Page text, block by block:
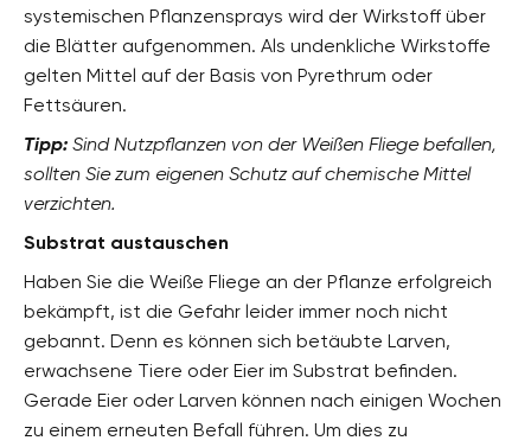
systemischen Pflanzensprays wird der Wirkstoff über
die Blätter aufgenommen. Als undenkliche Wirkstoffe
gelten Mittel auf der Basis von Pyrethrum oder
Fettsäuren.
Tipp: Sind Nutzpflanzen von der Weißen Fliege befallen,
sollten Sie zum eigenen Schutz auf chemische Mittel
verzichten.
Substrat austauschen
Haben Sie die Weiße Fliege an der Pflanze erfolgreich
bekämpft, ist die Gefahr leider immer noch nicht
gebannt. Denn es können sich betäubte Larven,
erwachsene Tiere oder Eier im Substrat befinden.
Gerade Eier oder Larven können nach einigen Wochen
zu einem erneuten Befall führen. Um dies zu